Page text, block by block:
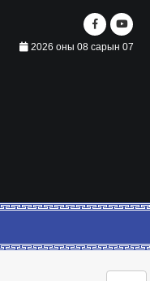
2026 оны 08 сарын 07